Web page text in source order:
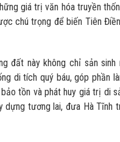
giá trị văn hóa truyền
chú trọng để biến Tiên
đất này không chỉ sản sinh
di tích quý báu, góp phần
tồn và phát huy giá trị di
dựng tương lai, đưa Hà Tĩnh